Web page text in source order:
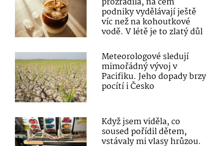
podniky vydělávají ještě
víc než na kohoutkové
vodě. V létě je to zlatý důl
Meteorologové sledují
mimořádný vývoj v
Pacifiku. Jeho dopady brzy
pocítí i Česko
Když jsem viděla, co
soused pořídil dětem,
vstávaly mi vlasy hrůzou.